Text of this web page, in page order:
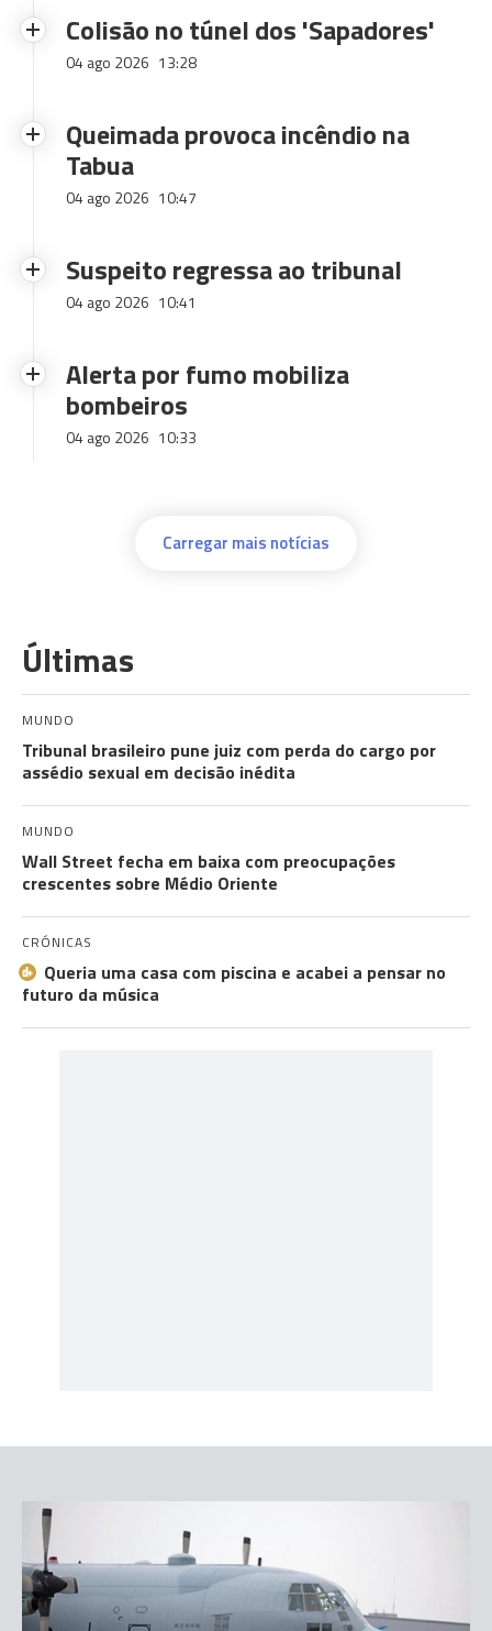
Colisão no túnel dos 'Sapadores'
04 ago 2026 13:28
Queimada provoca incêndio na
Tabua
04 ago 2026 10:47
Suspeito regressa ao tribunal
04 ago 2026 10:41
Alerta por fumo mobiliza
bombeiros
04 ago 2026 10:33
Carregar mais notícias
Últimas
MUNDO
Tribunal brasileiro pune juiz com perda do cargo por
assédio sexual em decisão inédita
MUNDO
Wall Street fecha em baixa com preocupações
crescentes sobre Médio Oriente
CRÓNICAS
Queria uma casa com piscina e acabei a pensar no
futuro da música